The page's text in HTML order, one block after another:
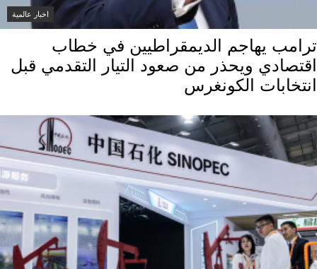
اخبار عالمية
ترامب يهاجم الديمقراطيين في خطاب
اقتصادي ويحذر من صعود التيار التقدمي قبل
انتخابات الكونغرس